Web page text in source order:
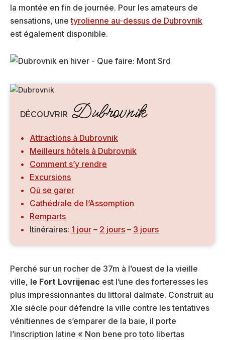
la montée en fin de journée. Pour les amateurs de
sensations, unetyrolienne au-dessus de Dubrovnik
est également disponible.
DÉCOUVRIR Dubrovnik
Attractions à Dubrovnik
Meilleurs hôtels à Dubrovnik
Comment s’y rendre
Excursions
Où se garer
Cathédrale de l’Assomption
Remparts
Itinéraires: 1 jour – 2 jours – 3 jours
Perché sur un rocher de 37m à l’ouest de la vieille
ville, le Fort Lovrijenac est l’une des forteresses les
plus impressionnantes du littoral dalmate. Construit au
XIe siècle pour défendre la ville contre les tentatives
vénitiennes de s’emparer de la baie, il porte
l’inscription latine « Non bene pro toto libertas